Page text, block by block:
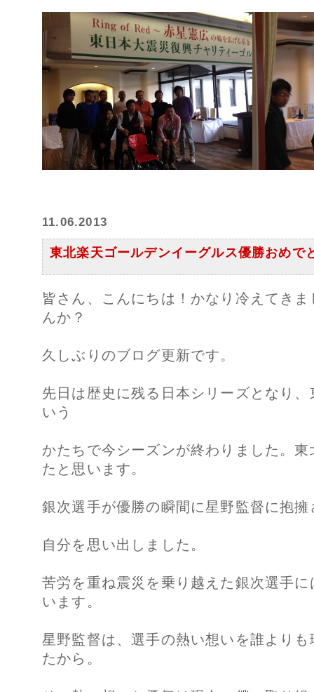
11.06.2013
東北楽天ゴールデンイーグルス優勝おめで
皆さん、こんにちは！かなり冷えてき
んか？
久しぶりのブログ更新です。
先日は歴史に残る日本シリーズとなり
いう
かたちで今シーズンが終わりました。
たと思います。
銀次選手が優勝の瞬間に星野監督に抱
自分を思い出しました。
苦労を重ね震災を乗り越えた銀次選手
います。
星野監督は、選手の熱い想いを誰より
たから。